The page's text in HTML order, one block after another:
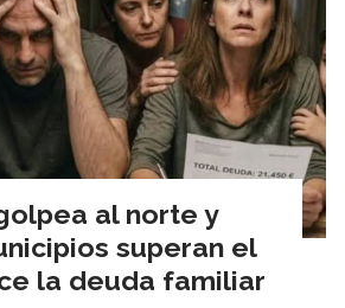
al norte y
superan el
la deuda familiar